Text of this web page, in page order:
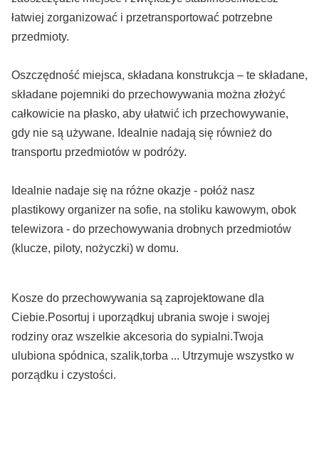
łatwiej zorganizować i przetransportować potrzebne
przedmioty.
Oszczędność miejsca, składana konstrukcja – te składane,
składane pojemniki do przechowywania można złożyć
całkowicie na płasko, aby ułatwić ich przechowywanie,
gdy nie są używane. Idealnie nadają się również do
transportu przedmiotów w podróży.
Idealnie nadaje się na różne okazje - połóż nasz
plastikowy organizer na sofie, na stoliku kawowym, obok
telewizora - do przechowywania drobnych przedmiotów
(klucze, piloty, nożyczki) w domu.
Kosze do przechowywania są zaprojektowane dla
Ciebie.Posortuj i uporządkuj ubrania swoje i swojej
rodziny oraz wszelkie akcesoria do sypialni.Twoja
ulubiona spódnica, szalik,torba ... Utrzymuje wszystko w
porządku i czystości.